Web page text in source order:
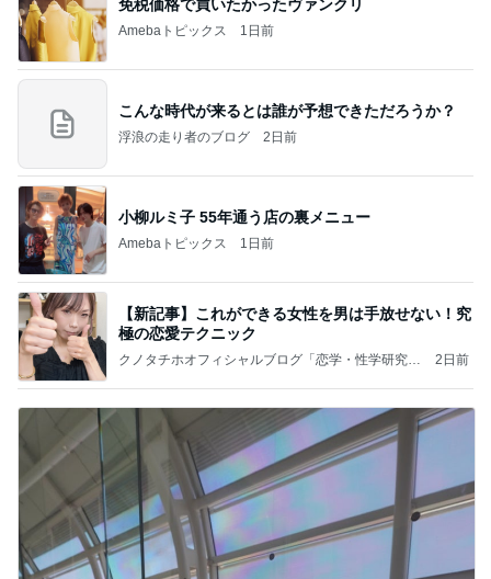
免税価格で買いたかったヴァンクリ
Amebaトピックス 1日前
こんな時代が来るとは誰が予想できただろうか？
浮浪の走り者のブログ 2日前
小柳ルミ子 55年通う店の裏メニュー
Amebaトピックス 1日前
【新記事】これができる女性を男は手放せない！究
極の恋愛テクニック
クノタチホオフィシャルブログ「恋学・性学研究
2日前